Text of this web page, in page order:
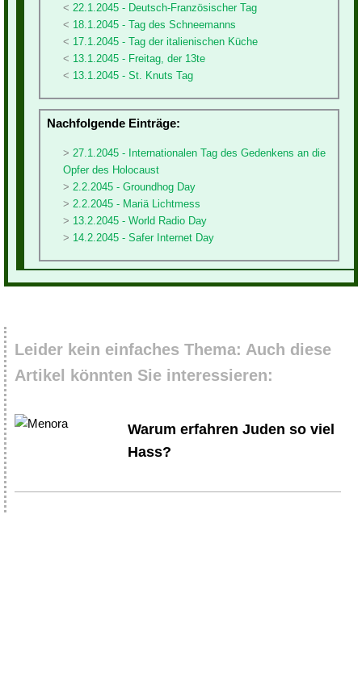
22.1.2045 - Deutsch-Französischer Tag
18.1.2045 - Tag des Schneemanns
17.1.2045 - Tag der italienischen Küche
13.1.2045 - Freitag, der 13te
13.1.2045 - St. Knuts Tag
Nachfolgende Einträge:
27.1.2045 - Internationalen Tag des Gedenkens an die
Opfer des Holocaust
2.2.2045 - Groundhog Day
2.2.2045 - Mariä Lichtmess
13.2.2045 - World Radio Day
14.2.2045 - Safer Internet Day
Leider kein einfaches Thema: Auch diese
Artikel könnten Sie interessieren:
Warum erfahren Juden so viel
Hass?